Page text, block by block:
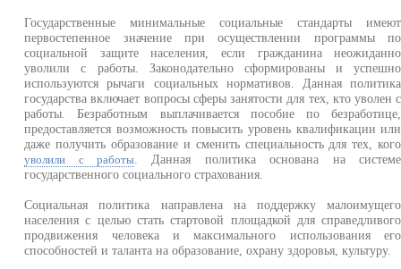
Государственные минимальные социальные стандарты имеют
первостепенное значение при осуществлении программы по
социальной защите населения, если гражданина неожиданно
уволили с работы. Законодательно сформированы и успешно
используются рычаги социальных нормативов. Данная политика
государства включает вопросы сферы занятости для тех, кто уволен с
работы. Безработным выплачивается пособие по безработице,
предоставляется возможность повысить уровень квалификации или
даже получить образование и сменить специальность для тех, кого
уволили с работы . Данная политика основана на системе
государственного социального страхования.
Социальная политика направлена на поддержку малоимущего
населения с целью стать стартовой площадкой для справедливого
продвижения человека и максимального использования его
способностей и таланта на образование, охрану здоровья, культуру.